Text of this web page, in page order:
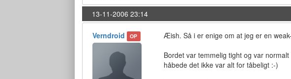
13-11-2006 23:14
Verndroid OP
Æish. Så i er enige om at jeg er en
Bordet var temmelig tight og var
håbede det ikke var alt for tåbeligt :-)